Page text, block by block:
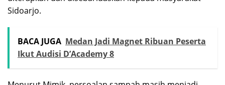
Sidoarjo.
BACA JUGA Medan Jadi Magnet Ribuan Peserta
Ikut Audisi D’Academy 8